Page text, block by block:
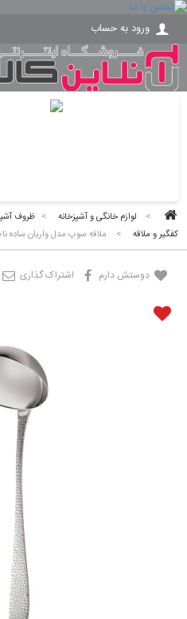
ورود به حساب
> لوازم خانگی و آشپزخانه > ظروف
کفگیر و ملاقه
> ملاقه سوپ مدل واریان ساده
دوستش دارم اشتراک گذاری